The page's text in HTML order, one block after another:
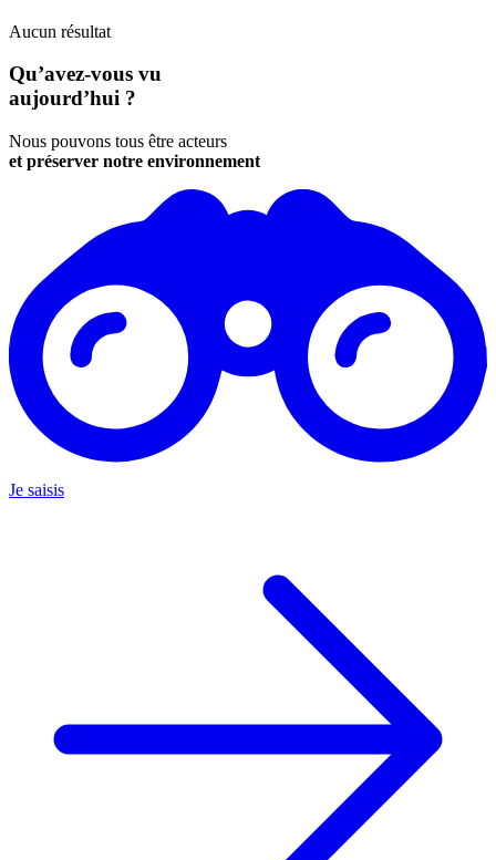
Aucun résultat
Qu’avez-vous vu
aujourd’hui ?
Nous pouvons tous être acteurs
et préserver notre environnement
Je saisis